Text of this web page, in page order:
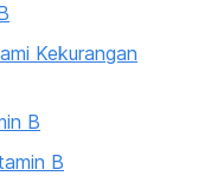
Kekurangan
B
B